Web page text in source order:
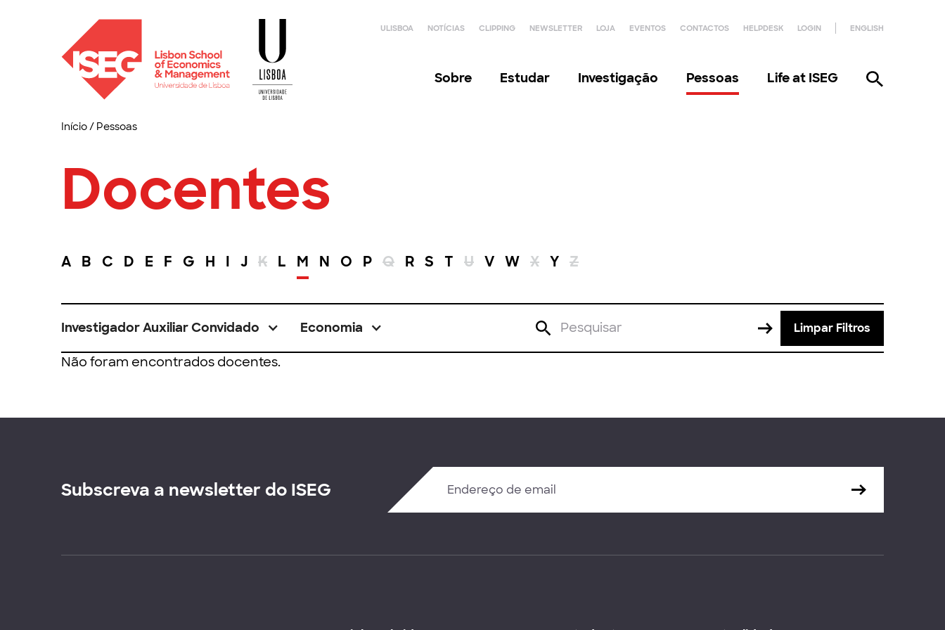
ULISBOA NOTÍCIAS CLIPPING NEWSLETTER LOJA EVENTOS CONTACTOS HELPDESK LOGIN ENGLISH
Sobre Estudar Investigação Pessoas Life at ISEG
Início/ Pessoas
Docentes
A B C D E F G H I J K L M N O P Q R S T U V W X Y Z
Investigador Auxiliar Convidado Economia Limpar Filtros
Não foram encontrados docentes.
Subscreva a newsletter do ISEG